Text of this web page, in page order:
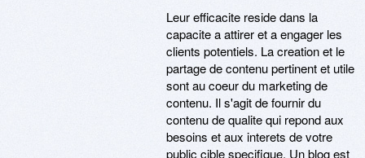
Leur efficacite reside dans la
capacite a attirer et a engager les
clients potentiels. La creation et le
partage de contenu pertinent et utile
sont au coeur du marketing de
contenu. Il s'agit de fournir du
contenu de qualite qui repond aux
besoins et aux interets de votre
public cible specifique. Un blog est